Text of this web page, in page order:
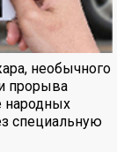
необычного
прорыва
народных
специальную